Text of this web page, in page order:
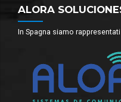
ALORA
In Spagna siamo rappresentati